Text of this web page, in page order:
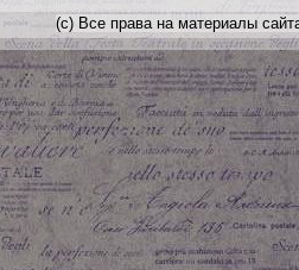
(с) Все права на материалы